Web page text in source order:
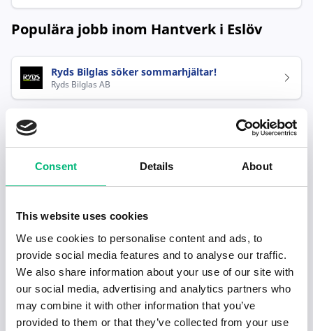
Consent Details About
This website uses cookies
We use cookies to personalise content and ads, to
provide social media features and to analyse our traffic.
We also share information about your use of our site with
our social media, advertising and analytics partners who
may combine it with other information that you’ve
provided to them or that they’ve collected from your use
Populära jobb inom Hantverk i Eslöv
Ryds Bilglas söker sommarhjältar!
Ryds Bilglas AB
Senaste publiceringarna i Jobbnytt
Visa fler artiklar